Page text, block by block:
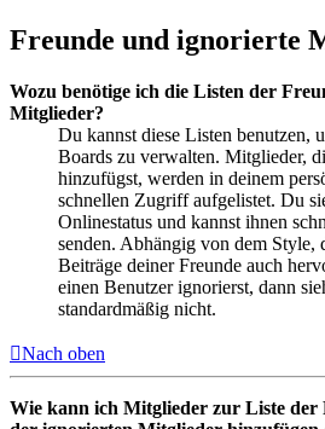
Freunde und ignorierte
Wozu benötige ich die Listen der
Mitglieder?
Du kannst diese Listen benutzen,
Boards zu verwalten. Mitglieder,
hinzufügst, werden in deinem
schnellen Zugriff aufgelistet. Du
Onlinestatus und kannst ihnen
senden. Abhängig von dem Style,
Beiträge deiner Freunde auch
einen Benutzer ignorierst, dann
standardmäßig nicht.
Nach oben
Wie kann ich Mitglieder zur Liste der